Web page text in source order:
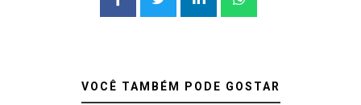
VOCÊ TAMBÉM PODE GOSTAR